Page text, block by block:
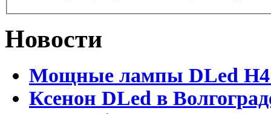
Новости
Мощные лампы DLed H4
Ксенон DLed в